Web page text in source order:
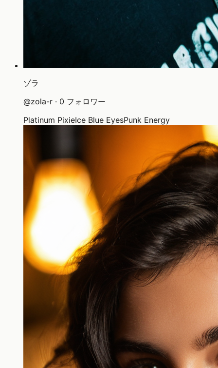
ゾラ
@zola-r · 0 フォロワー
Platinum PixieIce Blue EyesPunk Energy